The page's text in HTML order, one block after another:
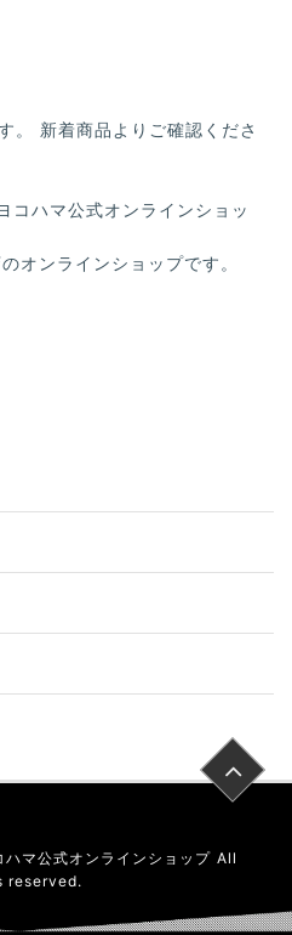
。 新着商品よりご確認くださ
コハマ公式オンラインショッ
オンラインショップです。
ハマ公式オンラインショップ All
reserved.